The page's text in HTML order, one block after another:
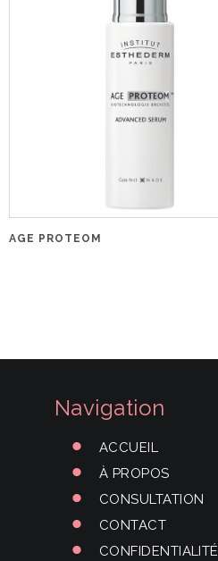
AGE PROTEOM
Navigation
ACCUEIL
À PROPOS
CONSULTATION
CONTACT
CONFIDENTIALITÉ